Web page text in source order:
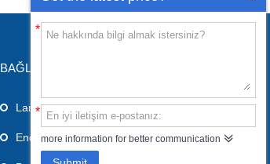
*
*
more information for better communication
BAĞLANTILAR
Laringeal Maske Havayolu
Endotrakeal Tüp